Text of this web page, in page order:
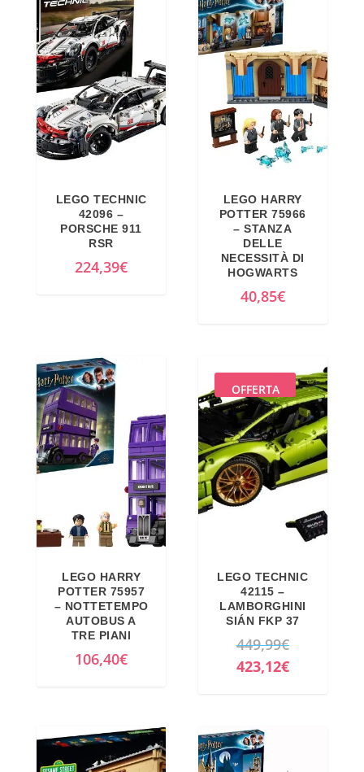
LEGO TECHNIC
42096 –
PORSCHE 911
RSR
224,39€
LEGO HARRY
POTTER 75966
– STANZA
DELLE
NECESSITÀ DI
HOGWARTS
40,85€
LEGO HARRY
POTTER 75957
– NOTTETEMPO
AUTOBUS A
TRE PIANI
106,40€
OFFERTA
LEGO TECHNIC
42115 –
LAMBORGHINI
SIÁN FKP 37
449,99€I
l
423,12€I